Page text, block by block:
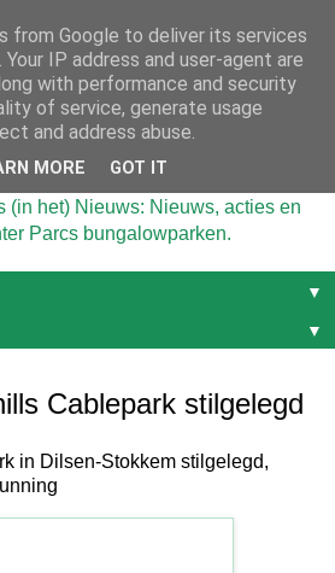
(in het) Nieuws: Nieuws, acties en
Parcs bungalowparken.
▼
▼
Cablepark stilgelegd
in Dilsen-Stokkem stilgelegd,
from Google to deliver its services
IP address and user-agent are
with performance and security
of service, generate usage
and address abuse.
MORE GOT IT